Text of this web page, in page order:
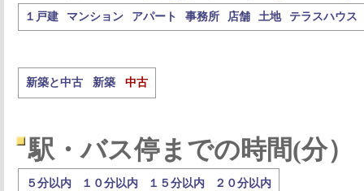
１戸建 マンション アパート 事務所 店舗 土地 テラスハウス
新築と中古 新築 中古
駅・バス停までの時間(分）
５分以内 １０分以内 １５分以内 ２０分以内